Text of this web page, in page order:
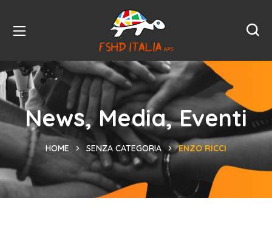
News, Media, Eventi
HOME SENZA CATEGORIA ENZO RICCI